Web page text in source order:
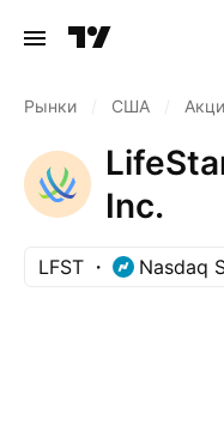
Рынки США
Inc.
LFST Nasdaq